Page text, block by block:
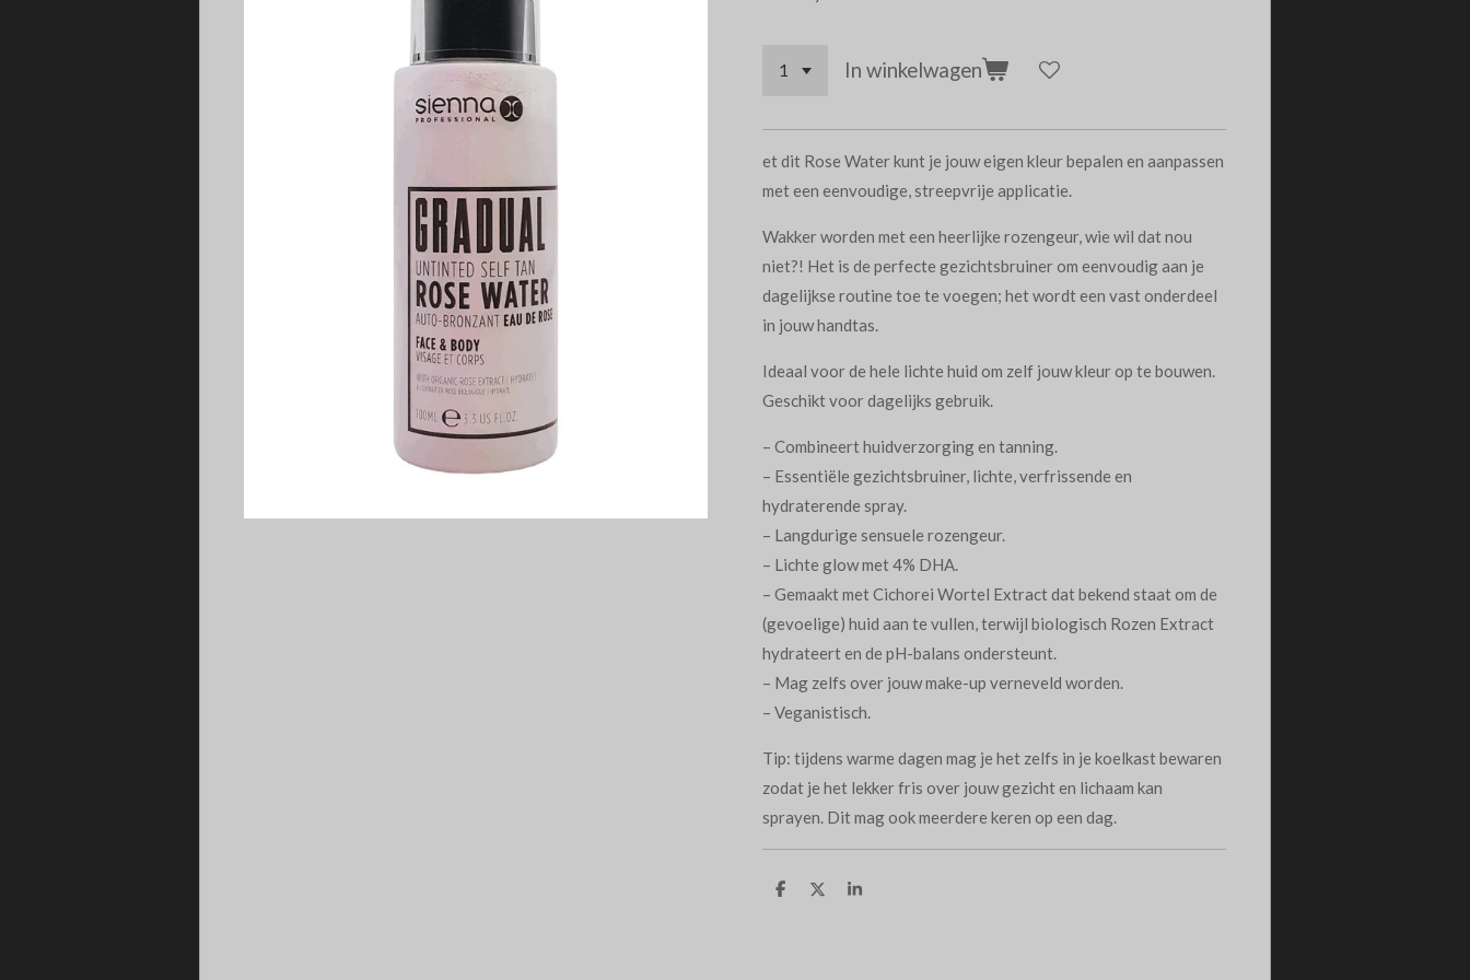
In winkelwagen
et dit Rose Water kunt je jouw eigen kleur bepalen en aanpassen
met een eenvoudige, streepvrije applicatie.
Wakker worden met een heerlijke rozengeur, wie wil dat nou
niet?! Het is de perfecte gezichtsbruiner om eenvoudig aan je
dagelijkse routine toe te voegen; het wordt een vast onderdeel
in jouw handtas.
Ideaal voor de hele lichte huid om zelf jouw kleur op te bouwen.
Geschikt voor dagelijks gebruik.
– Combineert huidverzorging en tanning.
– Essentiële gezichtsbruiner, lichte, verfrissende en
hydraterende spray.
– Langdurige sensuele rozengeur.
– Lichte glow met 4% DHA.
– Gemaakt met Cichorei Wortel Extract dat bekend staat om de
(gevoelige) huid aan te vullen, terwijl biologisch Rozen Extract
hydrateert en de pH-balans ondersteunt.
– Mag zelfs over jouw make-up verneveld worden.
– Veganistisch.
Tip: tijdens warme dagen mag je het zelfs in je koelkast bewaren
zodat je het lekker fris over jouw gezicht en lichaam kan
sprayen. Dit mag ook meerdere keren op een dag.
D
D
S